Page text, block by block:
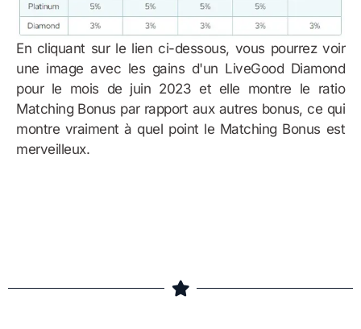
En cliquant sur le lien ci-dessous, vous pourrez voir
une image avec les gains d'un LiveGood Diamond
pour le mois de juin 2023 et elle montre le ratio
Matching Bonus par rapport aux autres bonus, ce qui
montre vraiment à quel point le Matching Bonus est
merveilleux.